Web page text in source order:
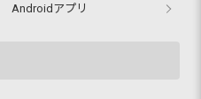
Androidアプリ